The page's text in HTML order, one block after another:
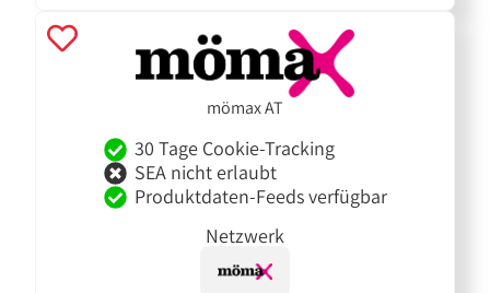
mömax AT
30 Tage Cookie-Tracking
SEA nicht erlaubt
Produktdaten-Feeds verfügbar
Netzwerk